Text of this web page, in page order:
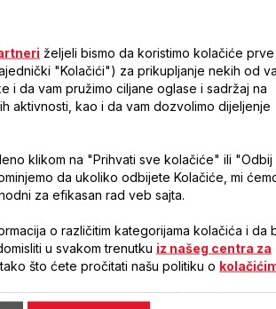
COMFORT TOUCH KOLEKCIJA PIĆA
Barware pribor za uspešnu
pripremu predjela i
Uporedi
željeli bismo da koristimo kolačiće prve
"Kolačići") za prikupljanje nekih od
i da vam pružimo ciljane oglase i sadržaj na
aktivnosti, kao i da vam dozvolimo dijeljenje
klikom na "Prihvati sve kolačiće" ili "Odbij
da ukoliko odbijete Kolačiće, mi
za efikasan rad veb sajta.
o različitim kategorijama kolačića i da
u svakom trenutku iz našeg centra za
što ćete pročitati našu politiku o